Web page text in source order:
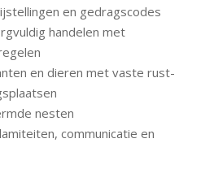
en gedragscodes
handelen met
en dieren met vaste rust-
nesten
communicatie en